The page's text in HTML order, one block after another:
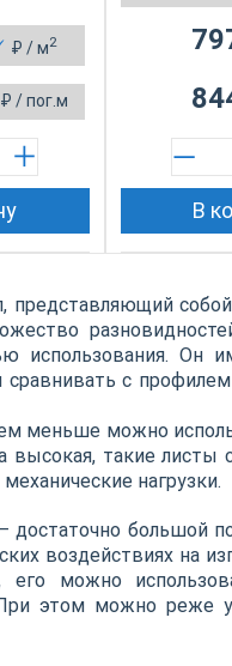
₽ / м2
₽ / пог.м
В
представляющий
использования.
с
меньше можно
высокая, такие
нагрузки.
большой
воздействиях на
можно
этом можно реже